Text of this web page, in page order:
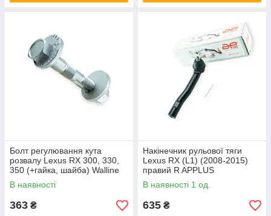
Болт регулювання кута
розвалу Lexus RX 300, 330,
350 (+гайка, шайба) Walline
В наявності
363 ₴
Накінечник рульової тяги
Lexus RX (L1) (2008-2015)
правий R APPLUS
В наявності 1 од.
635 ₴